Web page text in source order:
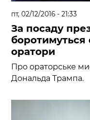
пт, 02/12/2016 - 21:33
За посаду
боротимуться
оратори
Про ораторське
Дональда Трампа.